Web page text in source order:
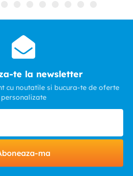
te la newsletter
cu noutatile si bucura-te de oferte
personalizate
ma